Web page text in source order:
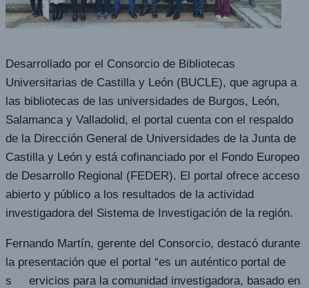
Desarrollado por el Consorcio de Bibliotecas
Universitarias de Castilla y León (BUCLE), que agrupa a
las bibliotecas de las universidades de Burgos, León,
Salamanca y Valladolid, el portal cuenta con el respaldo
de la Dirección General de Universidades de la Junta de
Castilla y León y está cofinanciado por el Fondo Europeo
de Desarrollo Regional (FEDER). El portal ofrece acceso
abierto y público a los resultados de la actividad
investigadora del Sistema de Investigación de la región.
Fernando Martín, gerente del Consorcio, destacó durante
la presentación que el portal “es un auténtico portal de
s ervicios para la comunidad investigadora, basado en